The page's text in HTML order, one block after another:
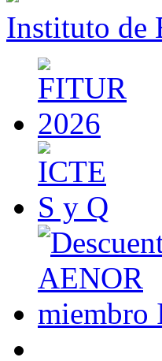
Instituto de